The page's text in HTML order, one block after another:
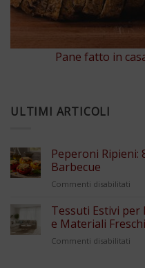
Pane fatto in
ULTIMI ARTICOLI
Peperoni Ripieni:
Barbecue
Commenti disabilitati
Tessuti Estivi per
e Materiali Freschi
Commenti disabilitati